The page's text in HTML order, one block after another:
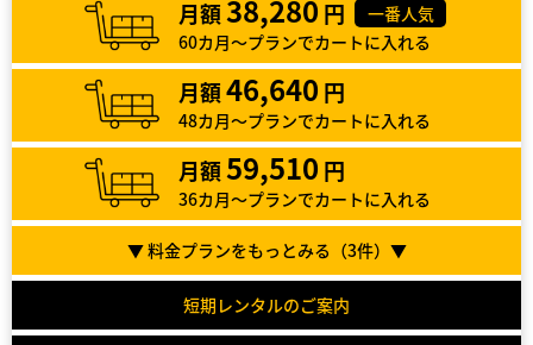
月額38,280 円
一番人気
60カ月～プランでカートに入れる
月額46,640 円
48カ月～プランでカートに入れる
月額59,510 円
36カ月～プランでカートに入れる
▼ 料金プランをもっとみる（3件）▼
短期レンタルのご案内